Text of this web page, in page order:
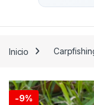
Inicio
-9%